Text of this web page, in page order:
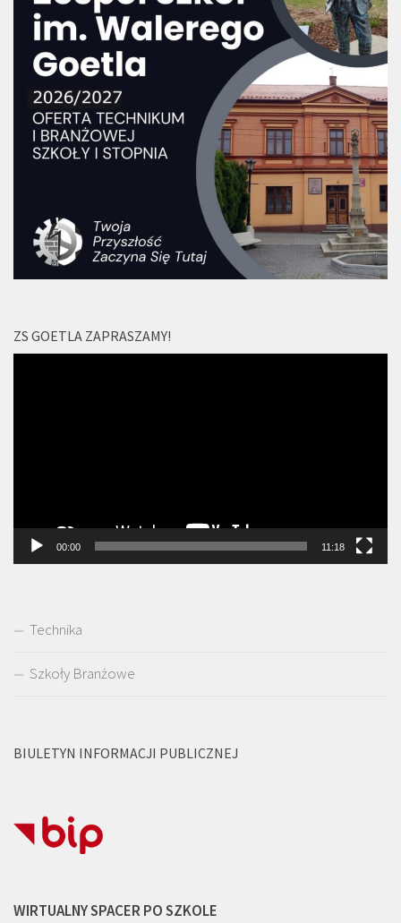
ZS GOETLA ZAPRASZAMY!
00:00 11:18
Technika
Szkoły Branżowe
BIULETYN INFORMACJI PUBLICZNEJ
WIRTUALNY SPACER PO SZKOLE